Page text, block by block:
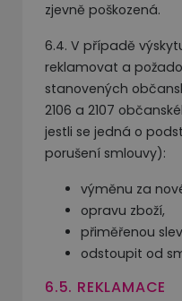
zjevně poškozená.
6.4. V případě
reklamovat a
stanovených
2106 a 2107
jestli se jedná o
porušení smlouvy):
výměnu za
opravu zboží,
přiměřenou
odstoupit od
6.5. REKLAMACE